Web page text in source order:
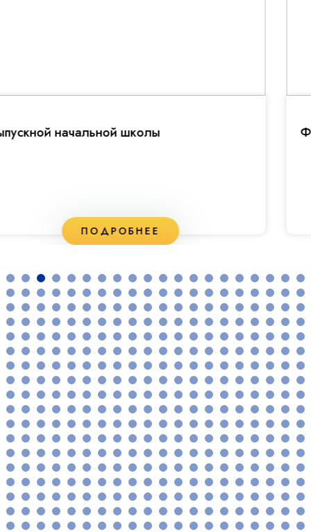
Фестивале открытий
ПОДРОБНЕЕ